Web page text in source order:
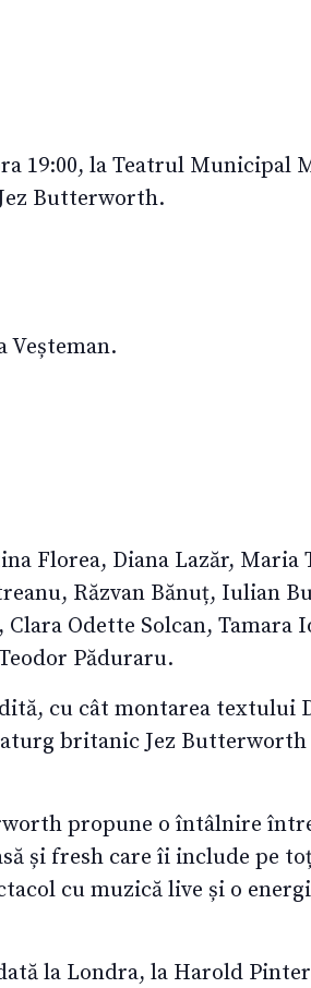
19:00, la Teatrul Municipal
Butterworth.
Veșteman.
Florea, Diana Lazăr, Maria
Răzvan Bănuț, Iulian
Odette Solcan, Tamara
Păduraru.
cu cât montarea
britanic Jez
propune o întâlnire
și fresh care îi include pe
cu muzică live și o
la Londra, la Harold